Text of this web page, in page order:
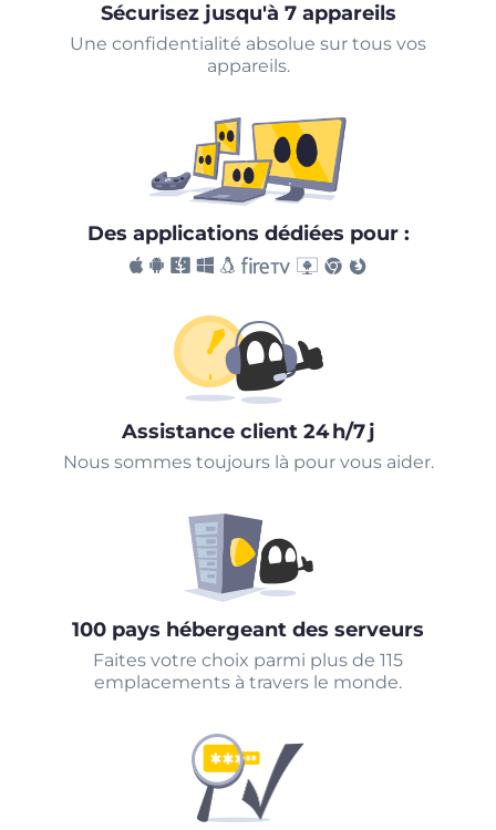
Sécurisez jusqu'à 7 appareils
Une confidentialité absolue sur tous vos
appareils.
Des applications dédiées pour :
Assistance client 24 h/7 j
Nous sommes toujours là pour vous aider.
100 pays hébergeant des serveurs
Faites votre choix parmi plus de 115
emplacements à travers le monde.